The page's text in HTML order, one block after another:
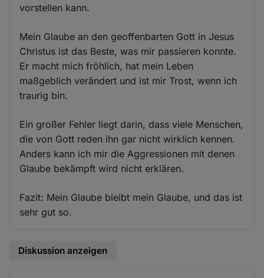
vorstellen kann.
Mein Glaube an den geoffenbarten Gott in Jesus
Christus ist das Beste, was mir passieren konnte.
Er macht mich fröhlich, hat mein Leben
maßgeblich verändert und ist mir Trost, wenn ich
traurig bin.
Ein großer Fehler liegt darin, dass viele Menschen,
die von Gott reden ihn gar nicht wirklich kennen.
Anders kann ich mir die Aggressionen mit denen
Glaube bekämpft wird nicht erklären.
Fazit: Mein Glaube bleibt mein Glaube, und das ist
sehr gut so.
Diskussion anzeigen